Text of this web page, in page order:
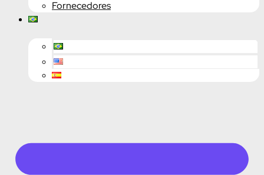
Fornecedores